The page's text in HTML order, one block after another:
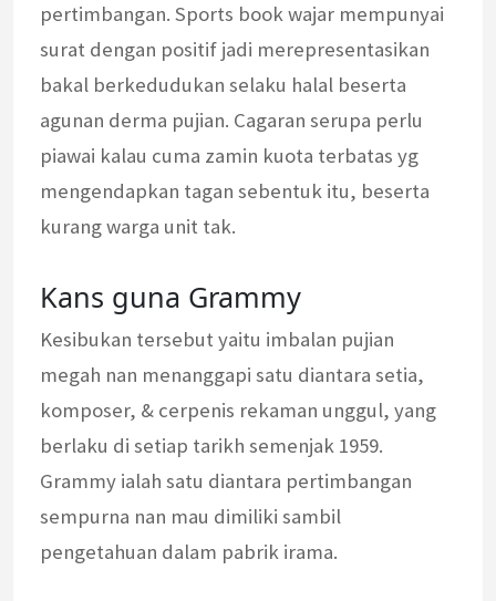
pertimbangan. Sports book wajar mempunyai
surat dengan positif jadi merepresentasikan
bakal berkedudukan selaku halal beserta
agunan derma pujian. Cagaran serupa perlu
piawai kalau cuma zamin kuota terbatas yg
mengendapkan tagan sebentuk itu, beserta
kurang warga unit tak.
Kans guna Grammy
Kesibukan tersebut yaitu imbalan pujian
megah nan menanggapi satu diantara setia,
komposer, & cerpenis rekaman unggul, yang
berlaku di setiap tarikh semenjak 1959.
Grammy ialah satu diantara pertimbangan
sempurna nan mau dimiliki sambil
pengetahuan dalam pabrik irama.